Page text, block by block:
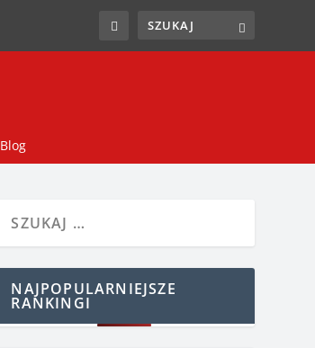
Blog
NAJPOPULARNIEJSZE
RANKINGI